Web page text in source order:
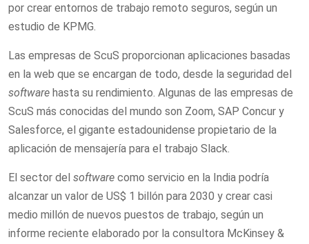
por crear entornos de trabajo remoto seguros, según un
estudio de KPMG.
Las empresas de ScuS proporcionan aplicaciones basadas
en la web que se encargan de todo, desde la seguridad del
software hasta su rendimiento. Algunas de las empresas de
ScuS más conocidas del mundo son Zoom, SAP Concur y
Salesforce, el gigante estadounidense propietario de la
aplicación de mensajería para el trabajo Slack.
El sector del software como servicio en la India podría
alcanzar un valor de US$ 1 billón para 2030 y crear casi
medio millón de nuevos puestos de trabajo, según un
informe reciente elaborado por la consultora McKinsey &